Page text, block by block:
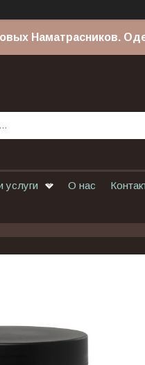
Наматрасников.
услуги О нас